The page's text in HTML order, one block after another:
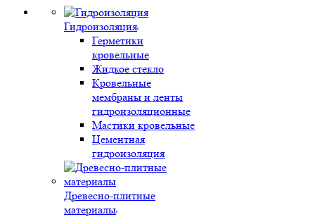
Гидроизоляция
Герметики
кровельные
Жидкое стекло
Кровельные
мембраны и ленты
гидроизоляционные
Мастики кровельные
Цементная
гидроизоляция
Древесно-плитные
материалы